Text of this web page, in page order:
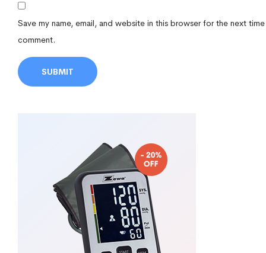
Save my name, email, and website in this browser for the next
comment.